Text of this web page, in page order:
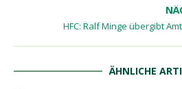
HFC: Ralf Minge übergibt
ÄHNLICHE